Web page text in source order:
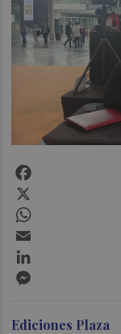
Ediciones Plaza